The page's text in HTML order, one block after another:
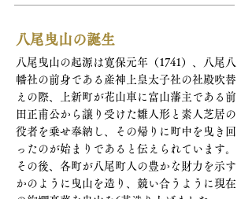
八尾曳山の誕生
八尾曳山の起源は寛保元年（1741）、八尾八
幡社の前身である産神上皇太子社の社殿吹替
えの際、上新町が花山車に富山藩主である前
田正甫公から譲り受けた雛人形と素人芝居の
役者を乗せ奉納し、その帰りに町中を曳き回
ったのが始まりであると伝えられています。
その後、各町が八尾町人の豊かな財力を示す
かのように曳山を造り、競い合うように現在